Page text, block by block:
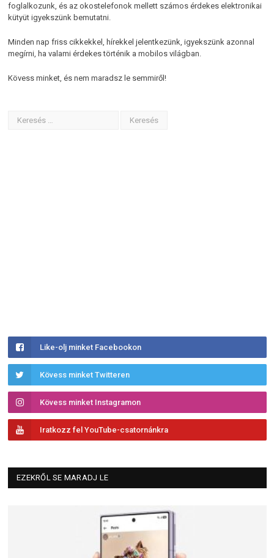
foglalkozunk, és az okostelefonok mellett számos érdekes elektronikai
kütyüt igyekszünk bemutatni.
Minden nap friss cikkekkel, hírekkel jelentkezünk, igyekszünk azonnal
megírni, ha valami érdekes történik a mobilos világban.
Kövess minket, és nem maradsz le semmiről!
Like-olj minket Facebookon
Kövess minket Twitteren
Kövess minket Instagramon
Iratkozz fel YouTube-csatornánkra
EZEKRŐL SE MARADJ LE